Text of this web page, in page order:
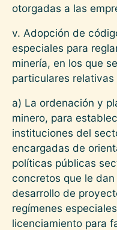
otorgadas a las
v. Adopción de
especiales para
minería, en los que
particulares relativas
a) La ordenación y
minero, para
instituciones del
encargadas de
políticas públicas
concretos que le
desarrollo de
regímenes
licenciamiento para